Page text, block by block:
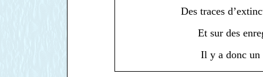
Des traces
Et sur des
Il y a donc un